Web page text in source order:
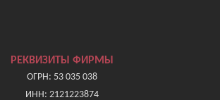
РЕКВИЗИТЫ ФИРМЫ
ОГРН: 53 035 038
ИНН: 2121223874